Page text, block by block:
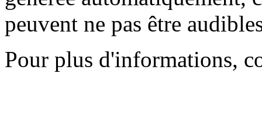
peuvent ne pas être
Pour plus d'informations,